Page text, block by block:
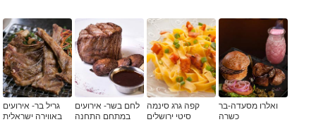
ואלרו מסעדה-בר
כשרה
קפה גרג סינמה
סיטי ירושלים
לחם בשר- אירועים
במתחם התחנה
גריל בר- אירועים
באווירה ישראלית